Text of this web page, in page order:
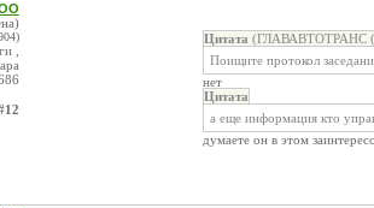
,
Цитата (ГЛАВАВТОТРАНС
Поищите протокол
нет
Цитата
а еще информация кто
думаете он в этом